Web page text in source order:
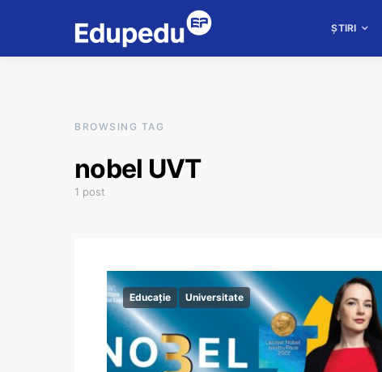
ȘTIRI
BROWSING TAG
nobel UVT
1 post
Educație Universitate